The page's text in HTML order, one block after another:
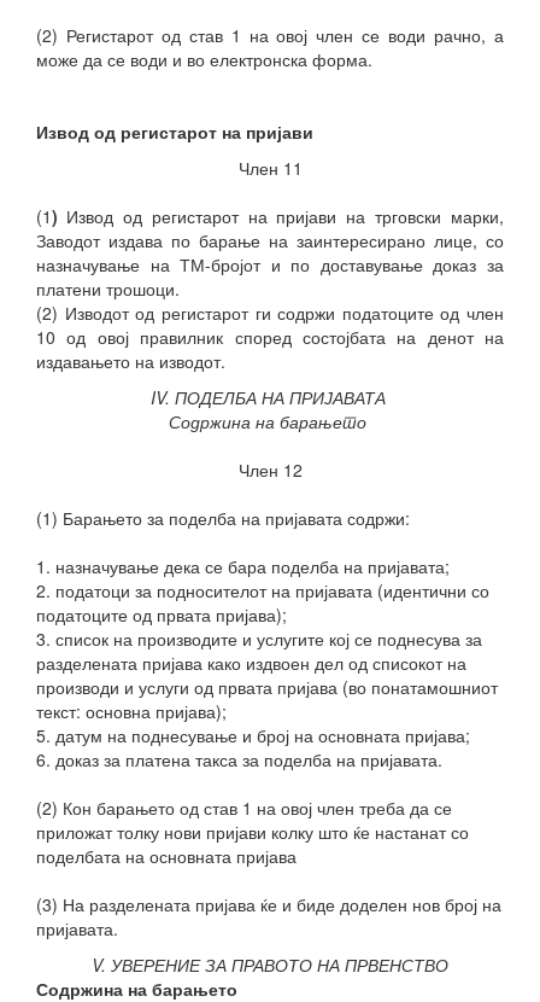
(2) Регистарот од став 1 на овој член се води рачно, а
може да се води и во електронска форма.
Извод од регистарот на пријави
Член 11
(1) Извод од регистарот на пријави на трговски марки,
Заводот издава по барање на заинтересирано лице, со
назначување на ТМ-бројот и по доставување доказ за
платени трошоци.
(2) Изводот од регистарот ги содржи податоците од член
10 од овој правилник според состојбата на денот на
издавањето на изводот.
IV. ПОДЕЛБА НА ПРИЈАВАТА
Содржина на барањето
Член 12
(1) Барањето за поделба на пријавата содржи:
1. назначување дека се бара поделба на пријавата;
2. податоци за подносителот на пријавата (идентични со
податоците од првата пријава);
3. список на производите и услугите кој се поднесува за
разделената пријава како издвоен дел од списокот на
производи и услуги од првата пријава (во понатамошниот
текст: основна пријава);
5. датум на поднесување и број на основната пријава;
6. доказ за платена такса за поделба на пријавата.
(2) Кон барањето од став 1 на овој член треба да се
приложат толку нови пријави колку што ќе настанат со
поделбата на основната пријава
(3) На разделената пријава ќе и биде доделен нов број на
пријавата.
V. УВЕРЕНИЕ ЗА ПРАВОТО НА ПРВЕНСТВО
Содржина на барањето